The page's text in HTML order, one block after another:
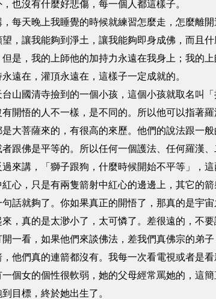
也沒有什麼好悲傷，每一個人都這樣子。
每天晚上我睡覺的時候就練習怎麼走，怎麼離
，讓我能夠到淨土，讓我能夠即身成佛，而且
是，我的上師他的加持力永遠在我身上；我的
遠在，灌頂永遠在，這樣子一定成就的。
山國清寺撿到的一個小孩，這個小孩就取名叫
開悟的人不一樣，是不同的。所以他可以指著
大菩薩來的，有很高的來歷。他們的說法跟一
跟佛是平等的。所以任何一個護法、任何羅漢、
來講，「獅子跟狗，什麼時候開始不平等」，
心，只是有兩隻箭射中紅心的邊邊上，其它的
話就夠了。你如果真正的開悟了，那真的是宇宙
，真的是太渺小了，太可憐了。差很遠的，不
一看，如果他們來談佛法，差我們真佛宗的弟
他們真的連箭都沒有。我每一次看電視或者是
個女的個性很軟弱，她的父母經常罵她的，這
目標，終於她出生了。